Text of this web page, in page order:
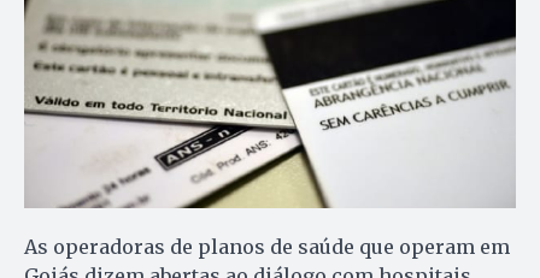
As operadoras de planos de saúde que operam em